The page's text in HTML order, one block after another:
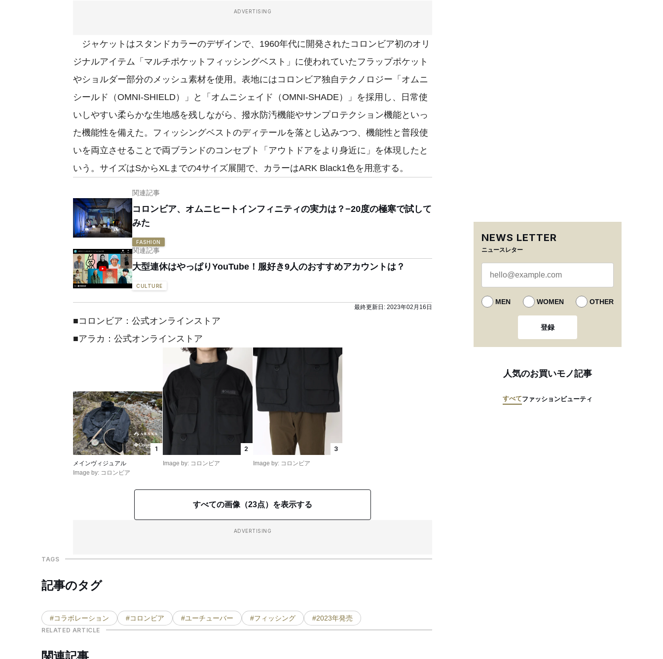
ADVERTISING
ジャケットはスタンドカラーのデザインで、1960年代に開発されたコロンビア初のオリ
ジナルアイテム「マルチポケットフィッシングベスト」に使われていたフラップポケット
やショルダー部分のメッシュ素材を使用。表地にはコロンビア独自テクノロジー「オムニ
シールド（OMNI-SHIELD）」と「オムニシェイド（OMNI-SHADE）」を採用し、日常使
いしやすい柔らかな生地感を残しながら、撥水防汚機能やサンプロテクション機能といっ
た機能性を備えた。フィッシングベストのディテールを落とし込みつつ、機能性と普段使
いを両立させることで両ブランドのコンセプト「アウトドアをより身近に」を体現したと
いう。サイズはSからXLまでの4サイズ展開で、カラーはARK Black1色を用意する。
関連記事
コロンビア、オムニヒートインフィニティの実力は？−20度の極寒で試して
みた
FASHION
関連記事
大型連休はやっぱりYouTube！服好き9人のおすすめアカウントは？
CULTURE
最終更新日: 2023年02月16日
■コロンビア：公式オンラインストア
■アラカ：公式オンラインストア
1
メインヴィジュアル
Image by: コロンビア
2
Image by: コロンビア
3
Image by: コロンビア
すべての画像（23点）を表示する
ADVERTISING
TAGS
記事のタグ
#コラボレーション #コロンビア #ユーチューバー #フィッシング #2023年発売
RELATED ARTICLE
関連記事
NEWS LETTER
ニュースレター
MEN WOMEN OTHER
登録
人気のお買いモノ記事
すべてファッションビューティ